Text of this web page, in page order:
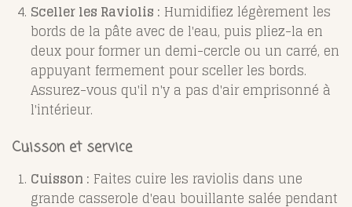
Sceller les Raviolis : Humidifiez légèrement les
bords de la pâte avec de l'eau, puis pliez-la en
deux pour former un demi-cercle ou un carré, en
appuyant fermement pour sceller les bords.
Assurez-vous qu'il n'y a pas d'air emprisonné à
l'intérieur.
Cuisson et service
Cuisson : Faites cuire les raviolis dans une
grande casserole d'eau bouillante salée pendant